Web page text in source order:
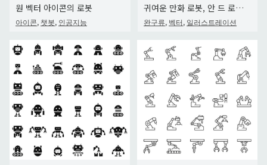
원 벡터 아이콘의 로봇
아이콘, 챗봇, 인공지능
귀여운 만화 로봇, 안 드 로이드와 우주인 사이보그 절연 벡터 세트
완구류, 벡터 , 일러스트레이션